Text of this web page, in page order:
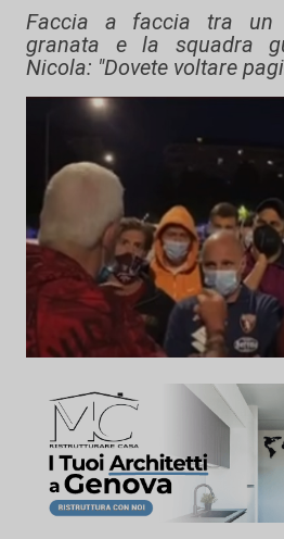
Faccia a faccia tra un
granata e la squadra
Nicola: "Dovete voltare